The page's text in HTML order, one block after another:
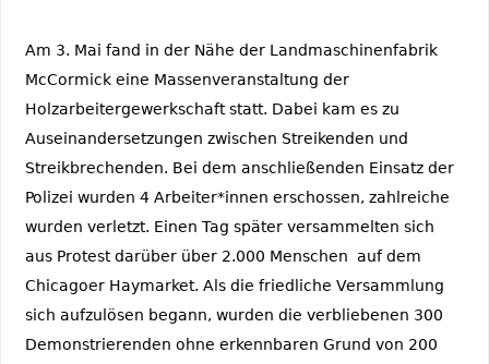
Am 3. Mai fand in der Nähe der Landmaschinenfabrik
McCormick eine Massenveranstaltung der
Holzarbeitergewerkschaft statt. Dabei kam es zu
Auseinandersetzungen zwischen Streikenden und
Streikbrechenden. Bei dem anschließenden Einsatz der
Polizei wurden 4 Arbeiter*innen erschossen, zahlreiche
wurden verletzt. Einen Tag später versammelten sich
aus Protest darüber über 2.000 Menschen auf dem
Chicagoer Haymarket. Als die friedliche Versammlung
sich aufzulösen begann, wurden die verbliebenen 300
Demonstrierenden ohne erkennbaren Grund von 200